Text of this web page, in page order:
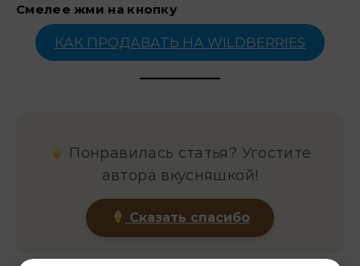
Смелее жми на кнопку
КАК ПРОДАВАТЬ НА WILDBERRIES
Понравилась статья? Угостите
автора вкусняшкой!
Сказать спасибо